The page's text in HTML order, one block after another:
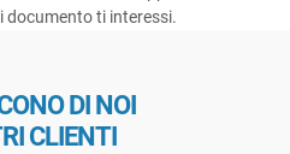
documento ti interessi.
DI NOI
CLIENTI